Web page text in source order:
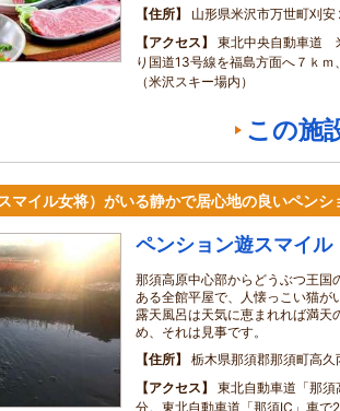
住所
山形県米沢市万世町刈安
アクセス
東北中央自動車道
り国道13号線を福島方面へ７ｋｍ
（米沢スキー場内）
この施
マイル女将）がいる静かで居心地の良いペンシ
ペンション遊スマイル
那須高原中心部からどうぶつ王国
ある全館平屋で、人懐っこい猫が
露天風呂は天気に恵まれれば満天
め、それは見事です。
住所
栃木県那須郡那須町高
アクセス
東北自動車道「那
分。東北自動車道「那須IC」車で